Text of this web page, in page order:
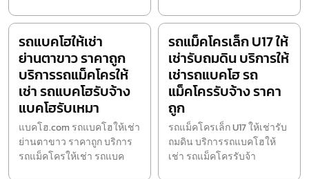
รถแบคโฮให้เช่า
ย่านตาขาว ราคาถูก
บริการรถแม็คโครให้
เช่า รถแบคโฮรับจ้าง
แบคโฮรับเหมา
แบคโฮ.com รถแบคโฮให้เช่า
ย่านตาขาว ราคาถูก บริการ
รถแม็คโครให้เช่า รถแบค
รถแม็คโครเล็ก U17 ให้
เช่ารับถมดิน บริการให้
เช่ารถแบคโฮ รถ
แม็คโครรับจ้าง ราคา
ถูก
รถแม็คโครเล็ก U17 ให้เช่ารับ
ถมดิน บริการรถแบคโฮให้
เช่า รถแม็คโครรับจ้า